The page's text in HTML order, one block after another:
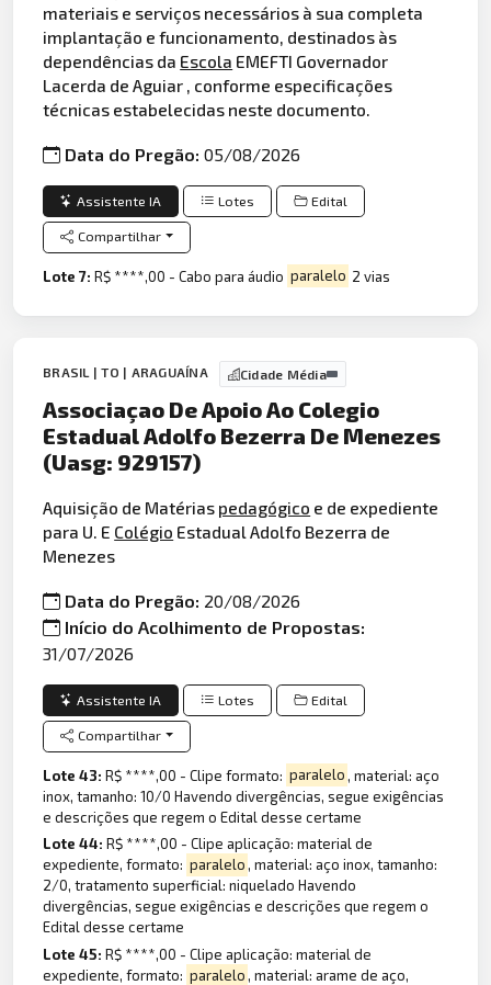
materiais e serviços necessários à sua completa
implantação e funcionamento, destinados às
dependências da Escola EMEFTI Governador
Lacerda de Aguiar , conforme especificações
técnicas estabelecidas neste documento.
Data do Pregão:05/08/2026
Assistente IA Lotes Edital
Compartilhar
Lote 7:R$ ****,00 - Cabo para áudio paralelo 2 vias
BRASIL | TO | ARAGUAÍNA Cidade Média
Associaçao De Apoio Ao Colegio
Estadual Adolfo Bezerra De Menezes
(Uasg: 929157)
Aquisição de Matérias pedagógico e de expediente
para U. E Colégio Estadual Adolfo Bezerra de
Menezes
Data do Pregão: 20/08/2026
Início do Acolhimento de Propostas:
31/07/2026
Assistente IA Lotes Edital
Compartilhar
Lote 43:R$ ****,00 - Clipe formato: paralelo, material: aço
inox, tamanho: 10/0 Havendo divergências, segue exigências
e descrições que regem o Edital desse certame
Lote 44:R$ ****,00 - Clipe aplicação: material de
expediente, formato: paralelo, material: aço inox, tamanho:
2/0, tratamento superficial: niquelado Havendo
divergências, segue exigências e descrições que regem o
Edital desse certame
Lote 45:R$ ****,00 - Clipe aplicação: material de
expediente, formato: paralelo, material: arame de aço,